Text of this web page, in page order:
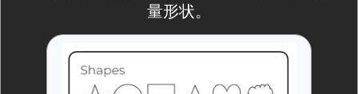
量形状。